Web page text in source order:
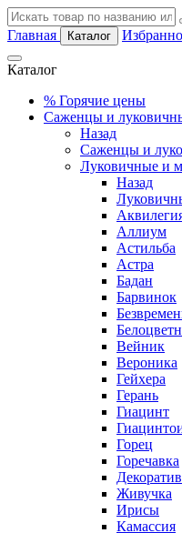
Главная Каталог
Каталог
% Горячие цены
Саженцы и
Назад
Саженцы и
Луковичные и
Назад
Аллиум
Астильба
Астра
Бадан
Барвинок
Вейник
Вероника
Гейхера
Герань
Гиацинт
Горец
Горечавка
Живучка
Ирисы
Камассия